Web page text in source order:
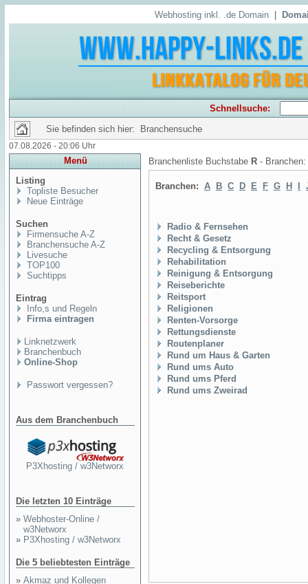
Webhosting inkl. .de Domain
Schnellsuche:
Sie befinden sich hier: Branchensuche
07.08.2026 - 20:06 Uhr
Menü
Listing
Topliste Besucher
Neue Einträge
Suchen
Firmensuche A-Z
Branchensuche A-Z
Livesuche
TOP100
Suchtipps
Eintrag
Info,s und Regeln
Firma eintragen
Linknetzwerk
Branchenbuch
Online-Shop
Passwort vergessen?
Aus dem Branchenbuch
P3Xhosting / w3Networx
Die letzten 10 Einträge
» Webhoster-Online /
w3Networx
» P3Xhosting / w3Networx
Die 5 beliebtesten Einträge
» Akmaz und Kollegen
Branchenliste Buchstabe R - Branchen:
Branchen: A B C D E F G H
Radio & Fernsehen
Recht & Gesetz
Recycling & Entsorgung
Rehabilitation
Reinigung & Entsorgung
Reiseberichte
Reitsport
Religionen
Renten-Vorsorge
Rettungsdienste
Routenplaner
Rund um Haus & Garten
Rund ums Auto
Rund ums Pferd
Rund ums Zweirad